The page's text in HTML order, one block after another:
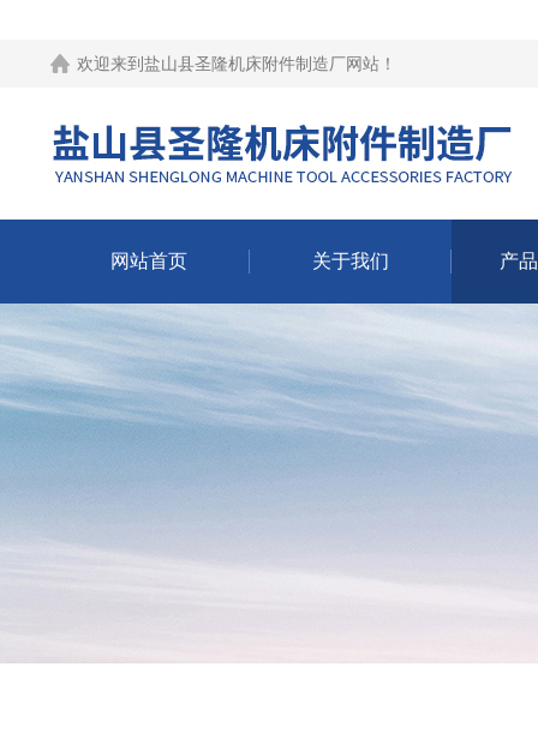
欢迎来到 盐山县圣隆机床附件制造厂网站 ！
网站首页 关于我们 产